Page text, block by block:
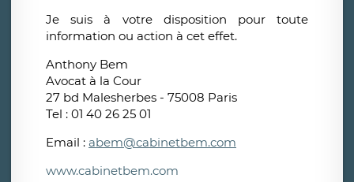
Je suis à votre disposition pour toute
information ou action à cet effet.
Anthony Bem
Avocat à la Cour
27 bd Malesherbes - 75008 Paris
Tel : 01 40 26 25 01
Email : abem@cabinetbem.com
www.cabinetbem.com